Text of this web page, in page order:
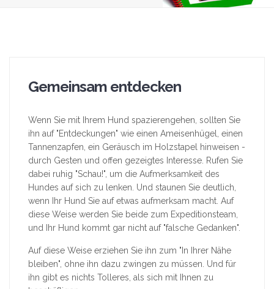
Gemeinsam entdecken
Wenn Sie mit Ihrem Hund spazierengehen, sollten Sie
ihn auf "Entdeckungen" wie einen Ameisenhügel, einen
Tannenzapfen, ein Geräusch im Holzstapel hinweisen -
durch Gesten und offen gezeigtes Interesse. Rufen Sie
dabei ruhig "Schau!", um die Aufmerksamkeit des
Hundes auf sich zu lenken. Und staunen Sie deutlich,
wenn Ihr Hund Sie auf etwas aufmerksam macht. Auf
diese Weise werden Sie beide zum Expeditionsteam,
und Ihr Hund kommt gar nicht auf "falsche Gedanken".
Auf diese Weise erziehen Sie ihn zum "In Ihrer Nähe
bleiben", ohne ihn dazu zwingen zu müssen. Und für
ihn gibt es nichts Tolleres, als sich mit Ihnen zu